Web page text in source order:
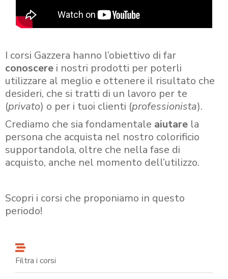
I corsi Gazzera hanno l’obiettivo di far
conoscere i nostri prodotti per poterli
utilizzare al meglio e ottenere il risultato che
desideri, che si tratti di un lavoro per te
(privato) o per i tuoi clienti (professionista).
Crediamo che sia fondamentale aiutare la
persona che acquista nel nostro colorificio
supportandola, oltre che nella fase di
acquisto, anche nel momento dell’utilizzo.
Scopri i corsi che proponiamo in questo
periodo!
Filtra i corsi